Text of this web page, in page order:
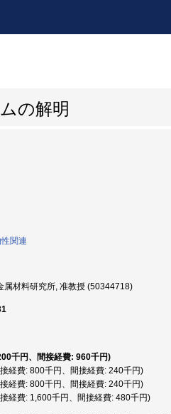
の解明
関連
属材料研究所, 准教授 (50344718)
千円、間接経費: 960千円)
経費: 800千円、間接経費: 240千円)
経費: 800千円、間接経費: 240千円)
経費: 1,600千円、間接経費: 480千円)